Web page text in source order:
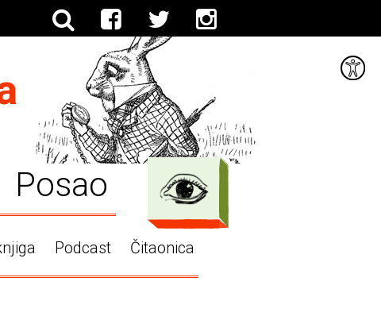
Posao
Podcast Čitaonica